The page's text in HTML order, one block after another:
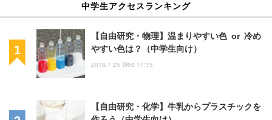
中学生アクセスランキング
【自由研究・物理】温まりやすい色 or 冷め
やすい色は？（中学生向け）
2018.7.25 Wed 17:15
【自由研究・化学】牛乳からプラスチックを